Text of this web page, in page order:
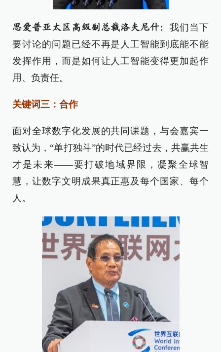
思爱普亚太区高级副总裁洛夫尼什：我们当下
要讨论的问题已经不再是人工智能到底能不能
发挥作用，而是如何让人工智能变得更加起作
用、负责任。
关键词三：合作
面对全球数字化发展的共同课题，与会嘉宾一
致认为，“单打独斗”的时代已经过去，共赢共生
才是未来——要打破地域界限，凝聚全球智
慧，让数字文明成果真正惠及每个国家、每个
人。